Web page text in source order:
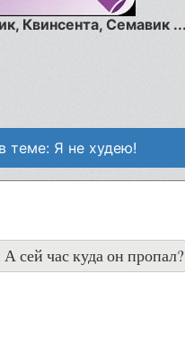
Квинсента, Семавик
теме: Я не худею!
сей час куда он пропал?